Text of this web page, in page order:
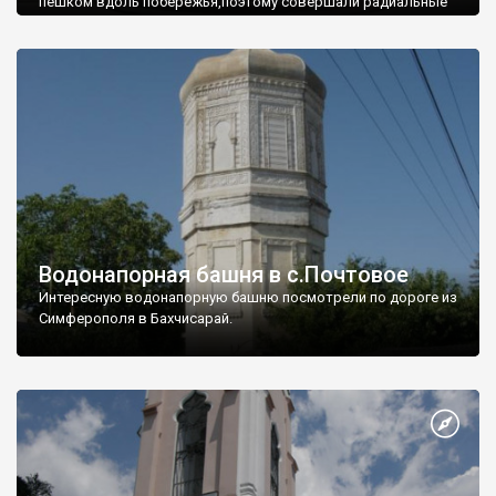
Водонапорная башня в с.Почтовое
Интересную водонапорную башню посмотрели по дороге из
Симферополя в Бахчисарай.